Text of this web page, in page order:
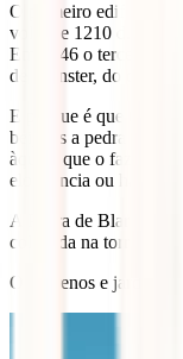
O primeiro edifício no
volta de 1210 d.C.,
Em 1446 o terceiro
de Munster, do qual a
E porque é que te
beijares a pedra
àquele que o faz o
eloquência ou
A Pedra de Blarney é
colocada na torre do
Os terrenos e jardins